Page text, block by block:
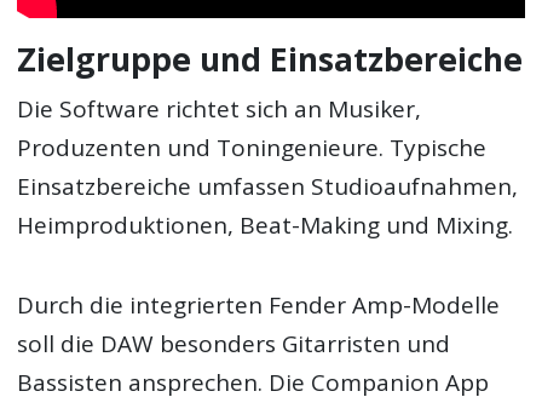
Zielgruppe und Einsatzbereiche
Die Software richtet sich an Musiker,
Produzenten und Toningenieure. Typische
Einsatzbereiche umfassen Studioaufnahmen,
Heimproduktionen, Beat-Making und Mixing.
Durch die integrierten Fender Amp-Modelle
soll die DAW besonders Gitarristen und
Bassisten ansprechen. Die Companion App